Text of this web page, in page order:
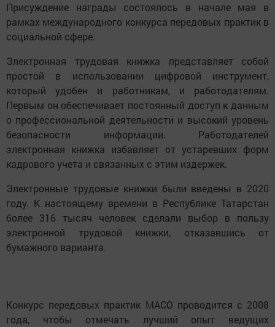
Присуждение награды состоялось в начале мая в
рамках международного конкурса передовых практик в
социальной сфере.
Электронная трудовая книжка представляет собой
простой в использовании цифровой инструмент,
который удобен и работникам, и работодателям.
Первым он обеспечивает постоянный доступ к данным
о профессиональной деятельности и высокий уровень
безопасности информации. Работодателей
электронная книжка избавляет от устаревших форм
кадрового учета и связанных с этим издержек.
Электронные трудовые книжки были введены в 2020
году. К настоящему времени в Республике Татарстан
более 316 тысяч человек сделали выбор в пользу
электронной трудовой книжки, отказавшись от
бумажного варианта.
Конкурс передовых практик МАСО проводится с 2008
года, чтобы отмечать лучший опыт ведущих